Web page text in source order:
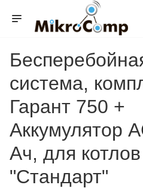
система,
Гарант 750 +
Аккумулятор
Ач, для котлов
"Стандарт"